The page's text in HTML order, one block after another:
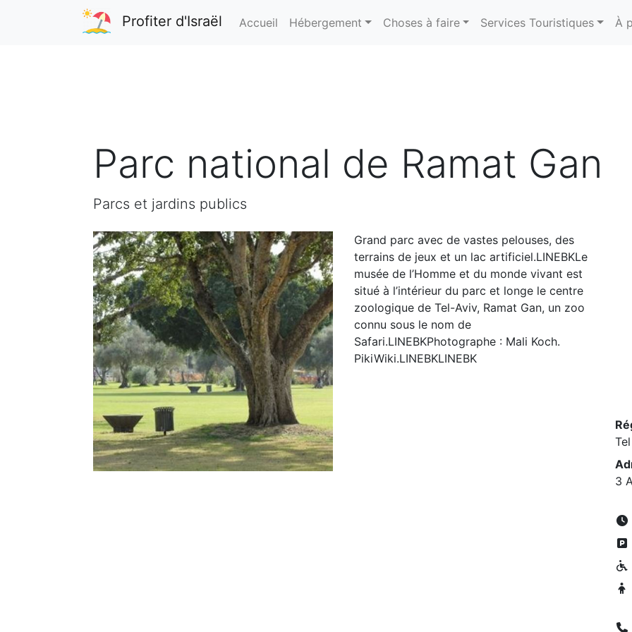
Profiter d'Israël Accueil Hébergement Choses à faire Services Touristiques À
Parc national de Ramat Gan
Parcs et jardins publics
Grand parc avec de vastes pelouses, des
terrains de jeux et un lac artificiel.LINEBKLe
musée de l’Homme et du monde vivant est
situé à l’intérieur du parc et longe le centre
zoologique de Tel-Aviv, Ramat Gan, un zoo
connu sous le nom de
Safari.LINEBKPhotographe : Mali Koch.
PikiWiki.LINEBKLINEBK
3